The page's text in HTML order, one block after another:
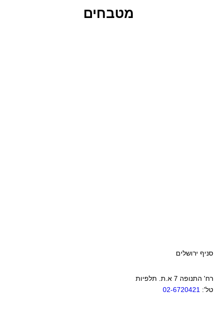
מטבחים
סניף ירושלים
רח' התנופה 7 א.ת. תלפיות
טל': 02-6720421